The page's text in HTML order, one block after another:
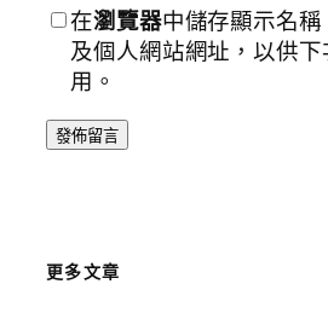
在瀏覽器中儲存顯示名
及個人網站網址，以供
用。
更多文章